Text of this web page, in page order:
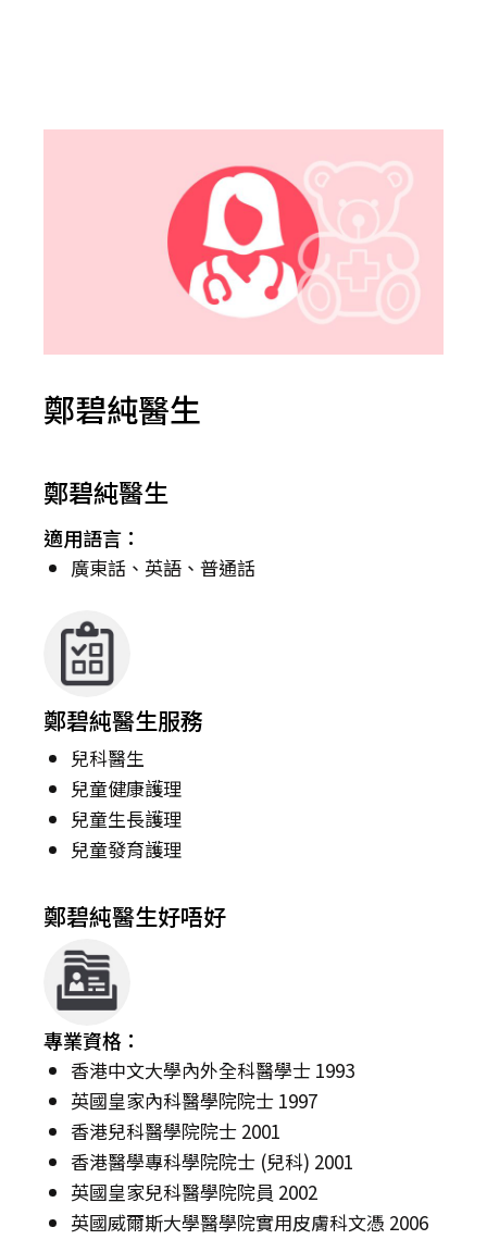
鄭碧純醫生
鄭碧純醫生
適用語言：
廣東話、英語、普通話
鄭碧純醫生服務
兒科醫生
兒童健康護理
兒童生長護理
兒童發育護理
鄭碧純醫生好唔好
專業資格：
香港中文大學內外全科醫學士 1993
英國皇家內科醫學院院士 1997
香港兒科醫學院院士 2001
香港醫學專科學院院士 (兒科) 2001
英國皇家兒科醫學院院員 2002
英國威爾斯大學醫學院實用皮膚科文憑 2006